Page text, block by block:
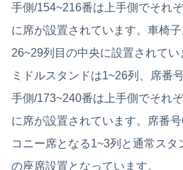
手側/154~216番は上手側でそれ
に席が設置されています。車椅
26~29列目の中央に設置されてい
ミドルスタンドは1~26列、席番
手側/173~240番は上手側でそれ
に席が設置されています。席番
コニー席となる1~3列と通常ス
の座席設置となっています。